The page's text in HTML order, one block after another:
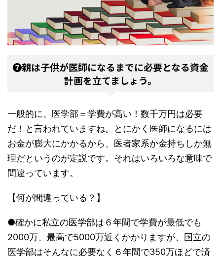
❼親は子供が医師になるまでに必要となる資金
計画を立てましょう。
一般的に、医学部＝学費が高い！数千万円は必要
だ！と言われていますね。とにかく医師になるには
お金が膨大にかかるから、医者家系か金持ちしか無
理だというのが定説です。それはいろいろな意味で
間違っています。
【何が間違っている？】
●確かに私立の医学部は６年間で学費が最低でも
2000万、最高で5000万近くかかりますが、国立の
医学部はそんなに必要なく６年間で350万ほどで済